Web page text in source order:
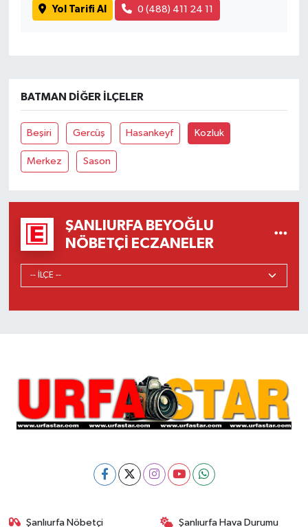
Yol Tarifi Al 0 (488) 411 24 11
BATMAN DIĞER İLÇELER
Beşiri Gercüş Hasankeyf Kozluk
Merkez Sason
ŞANLIURFA BEYOĞLU
NÖBETÇI ECZANELER
Şanlıurfa Nöbetçi Şanlıurfa Hava Durumu